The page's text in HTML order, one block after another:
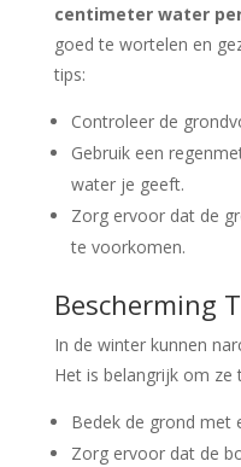
centimeter water
goed te wortelen en
tips:
Controleer de
Gebruik een
water je geeft.
Zorg ervoor dat de
te voorkomen.
Bescherming
In de winter kunnen
Het is belangrijk om ze
Bedek de grond met
Zorg ervoor dat de